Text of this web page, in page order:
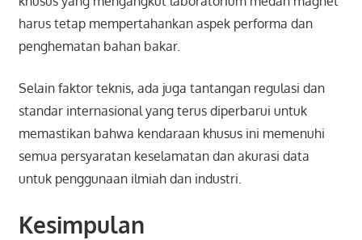
harus tetap mempertahankan aspek performa dan
penghematan bahan bakar.
Selain faktor teknis, ada juga tantangan regulasi dan
standar internasional yang terus diperbarui untuk
memastikan bahwa kendaraan khusus ini memenuhi
semua persyaratan keselamatan dan akurasi data
untuk penggunaan ilmiah dan industri.
Kesimpulan